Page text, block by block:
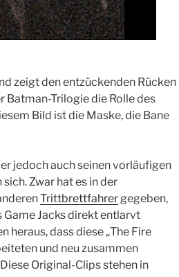
zeigt den entzückenden Rücken
Batman-Trilogie die Rolle des
Bild ist die Maske, die Bane
jedoch auch seinen vorläufigen
Zwar hat es in der
Trittbrettfahrergegeben,
Game Jacks direkt entlarvt
heraus, dass diese „The Fire
und neu zusammen
Original-Clips stehen in